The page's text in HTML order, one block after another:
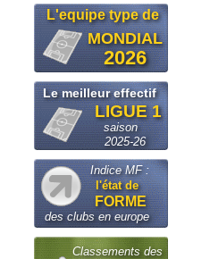
L'equipe type de
MONDIAL
2026
Le meilleur effectif
LIGUE 1
saison
2025-26
Indice MF :
l'état de
FORME
des clubs en europe
Classements des